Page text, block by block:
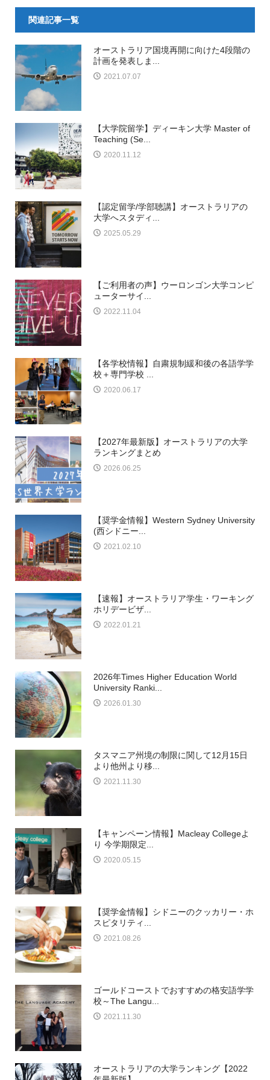
関連記事一覧
オーストラリア国境再開に向けた4段階の
計画を発表しま...
2021.07.07
【大学院留学】ディーキン大学 Master of
Teaching (Se...
2020.11.12
【認定留学/学部聴講】オーストラリアの
大学へスタディ...
2025.05.29
【ご利用者の声】ウーロンゴン大学コンピ
ューターサイ...
2022.11.04
【各学校情報】自粛規制緩和後の各語学学
校＋専門学校 ...
2020.06.17
【2027年最新版】オーストラリアの大学
ランキングまとめ
2026.06.25
【奨学金情報】Western Sydney University
(西シドニー...
2021.02.10
【速報】オーストラリア学生・ワーキング
ホリデービザ...
2022.01.21
2026年Times Higher Education World
University Ranki...
2026.01.30
タスマニア州境の制限に関して12月15日
より他州より移...
2021.11.30
【キャンペーン情報】Macleay Collegeよ
り 今学期限定...
2020.05.15
【奨学金情報】シドニーのクッカリー・ホ
スピタリティ...
2021.08.26
ゴールドコーストでおすすめの格安語学学
校～The Langu...
2021.11.30
オーストラリアの大学ランキング【2022